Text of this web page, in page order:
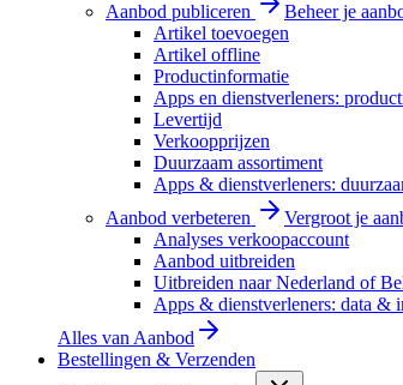
Aanbod publiceren
Beheer je
Artikel toevoegen
Artikel offline
Productinformatie
Apps en dienstverleners:
Levertijd
Verkoopprijzen
Duurzaam assortiment
Apps & dienstverleners:
Aanbod verbeteren
Vergroot je
Analyses verkoopaccount
Aanbod uitbreiden
Uitbreiden naar Nederland of
Apps & dienstverleners: data &
Alles van Aanbod
Bestellingen & Verzenden